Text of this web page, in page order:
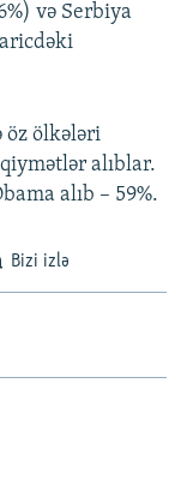
və Serbiya
öz ölkələri
alıblar.
alıb – 59%.
Bizi izlə